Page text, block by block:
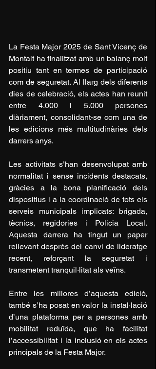
La Festa Major 2025 de Sant Vicenç de
Montalt ha finalitzat amb un balanç molt
positiu tant en termes de participació
com de seguretat. Al llarg dels diferents
dies de celebració, els actes han reunit
entre 4.000 i 5.000 persones
diàriament, consolidant-se com una de
les edicions més multitudinàries dels
darrers anys.
Les activitats s’han desenvolupat amb
normalitat i sense incidents destacats,
gràcies a la bona planificació dels
dispositius i a la coordinació de tots els
serveis municipals implicats: brigada,
tècnics, regidories i Policia Local.
Aquesta darrera ha tingut un paper
rellevant després del canvi de lideratge
recent, reforçant la seguretat i
transmetent tranquil·litat als veïns.
Entre les millores d’aquesta edició,
també s’ha posat en valor la instal·lació
d’una plataforma per a persones amb
mobilitat reduïda, que ha facilitat
l’accessibilitat i la inclusió en els actes
principals de la Festa Major.